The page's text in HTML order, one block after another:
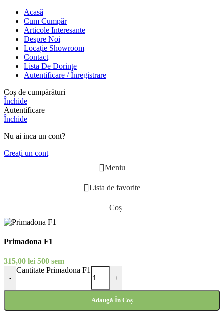
Acasă
Cum Cumpăr
Articole Interesante
Despre Noi
Locație Showroom
Contact
Lista De Dorințe
Autentificare / Înregistrare
Coș de cumpărături
Închide
Autentificare
Închide
Nu ai inca un cont?
Creați un cont
Meniu
Lista de favorite
Coș
Primadona F1
315,00 lei 500 sem
-
Cantitate Primadona F1
+
Adaugă În Coș